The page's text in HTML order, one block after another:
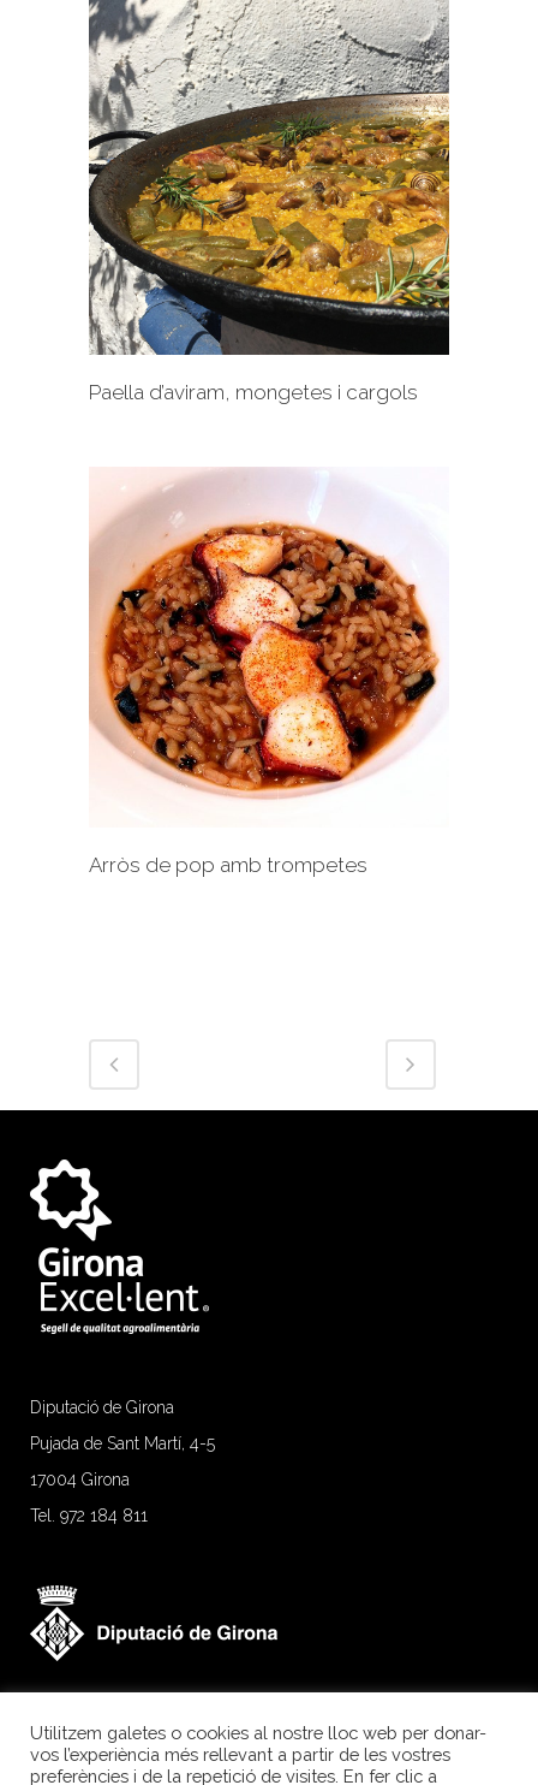
+
Paella d’aviram, mongetes i cargols
+
Arròs de pop amb trompetes
Diputació de Girona
Pujada de Sant Martí, 4-5
17004 Girona
Tel. 972 184 811
Utilitzem galetes o cookies al nostre lloc web per donar-
vos l’experiència més rellevant a partir de les vostres
preferències i de la repetició de visites. En fer clic a